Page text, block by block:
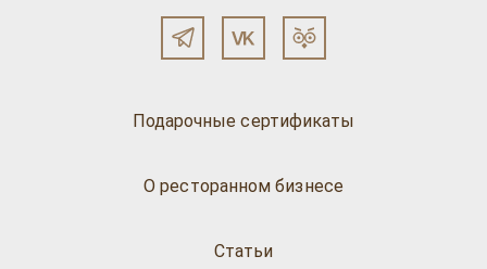
Подарочные сертификаты
О ресторанном бизнесе
Статьи